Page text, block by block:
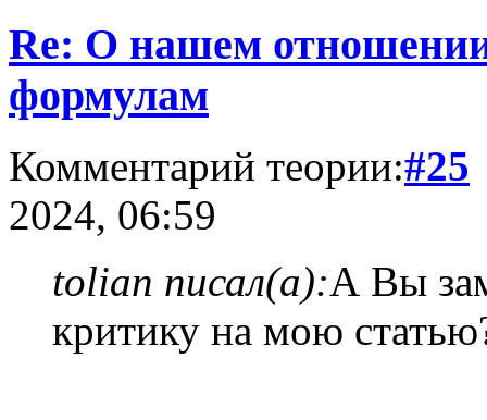
Re: О нашем
формулам
Комментарий теории:#25
2024, 06:59
tolian писал(а):А Вы
критику на мою